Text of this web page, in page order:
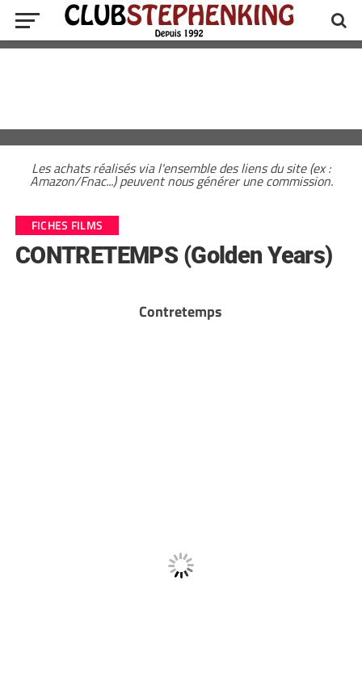
Les achats réalisés via l'ensemble des liens du site (ex :
Amazon/Fnac...) peuvent nous générer une commission.
FICHES FILMS
CONTRETEMPS (Golden Years)
Contretemps